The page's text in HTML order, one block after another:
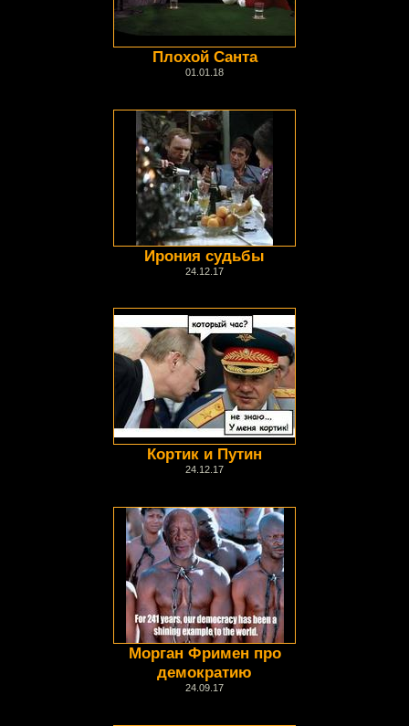
Плохой Санта
01.01.18
Ирония судьбы
24.12.17
Кортик и Путин
24.12.17
Морган Фримен про
демократию
24.09.17